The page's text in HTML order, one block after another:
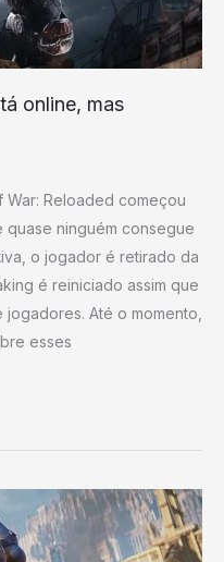
online, mas
Reloaded começou
ninguém consegue
o jogador é retirado da
é reiniciado assim que
Até o momento,
esses